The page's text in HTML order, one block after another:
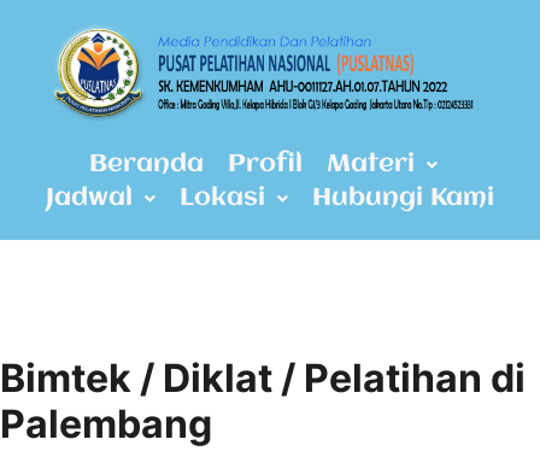
Beranda Profil
Materi
Jadwal
Lokasi Hubungi Kami
Bimtek / Diklat / Pelatihan di
Palembang